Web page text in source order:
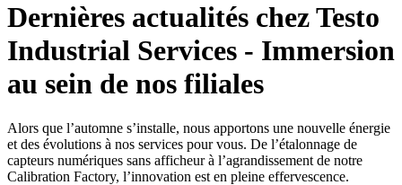
Dernières actualités chez Testo
Industrial Services - Immersion
au sein de nos filiales
Alors que l’automne s’installe, nous apportons une nouvelle énergie
et des évolutions à nos services pour vous. De l’étalonnage de
capteurs numériques sans afficheur à l’agrandissement de notre
Calibration Factory, l’innovation est en pleine effervescence.